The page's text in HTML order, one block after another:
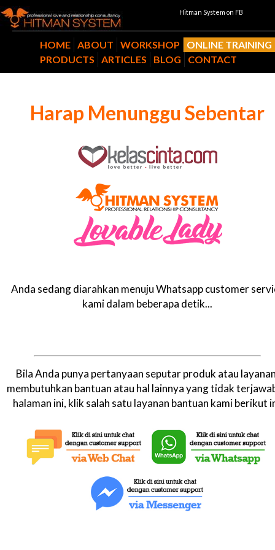
Hitman System on FB
HOME ABOUT WORKSHOP
ONLINE TRAINING
PRODUCTS
ARTICLES BLOG CONTACT
Harap Menunggu Sebentar
Anda sedang diarahkan menuju Whatsapp customer
kami dalam beberapa detik...
Bila Anda punya pertanyaan seputar produk atau
membutuhkan bantuan atau hal lainnya yang tidak
halaman ini, klik salah satu layanan bantuan kami berikut